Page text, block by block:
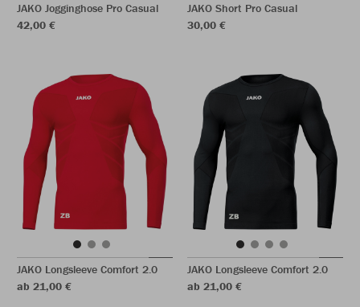
JAKO Jogginghose Pro Casual
42,00 €
JAKO Short Pro Casual
30,00 €
JAKO Longsleeve Comfort 2.0
ab 21,00 €
JAKO Longsleeve Comfort 2.0
ab 21,00 €